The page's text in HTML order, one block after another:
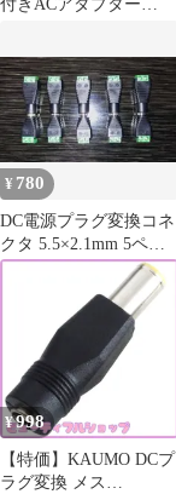
付きACアダプター
1A 2A 3A 4A) AC/DCア
ダプター
¥ 780
DC電源プラグ変換コネ
クタ 5.5×2.1mm 5ペア
10個（オス/メス）
¥998
【特価】KAUMO DCプ
ラグ変換 メス